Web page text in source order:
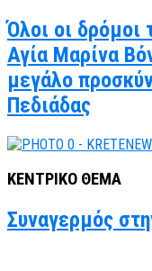
Όλοι οι δρόμοι
Αγία Μαρίνα
μεγάλο
Πεδιάδας
ΚΕΝΤΡΙΚΟ ΘΕΜΑ
Συναγερμός